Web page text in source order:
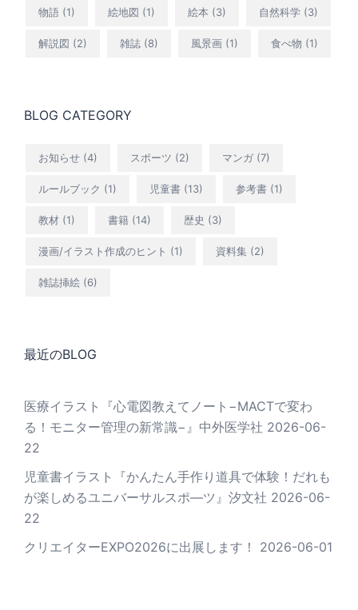
物語 (1) 絵地図 (1) 絵本 (3) 自然科学 (3)
解説図 (2) 雑誌 (8) 風景画 (1) 食べ物 (1)
BLOG CATEGORY
お知らせ (4) スポーツ (2) マンガ (7)
ルールブック (1) 児童書 (13) 参考書 (1)
教材 (1) 書籍 (14) 歴史 (3)
漫画/イラスト作成のヒント (1) 資料集 (2)
雑誌挿絵 (6)
最近のBLOG
医療イラスト『心電図教えてノート−MACTで変わ
る！モニター管理の新常識−』中外医学社 2026-06-
22
児童書イラスト『かんたん手作り道具で体験！だれも
が楽しめるユニバーサルスポ―ツ』汐文社 2026-06-
22
クリエイターEXPO2026に出展します！
2026-06-01